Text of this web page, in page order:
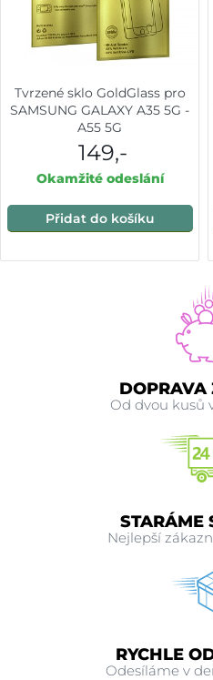
Tvrzené sklo GoldGlass pro
SAMSUNG GALAXY A35 5G -
A55 5G
149,-
Okamžité odeslání
Přidat do košíku
DOPRAVA
Od dvou kusů
STARÁME
Nejlepší
RYCHLE
Odesíláme v